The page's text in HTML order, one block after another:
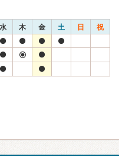
水 木 金 土 日 祝